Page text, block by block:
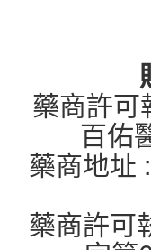
藥商許可
百佑
藥商地址
藥商許可